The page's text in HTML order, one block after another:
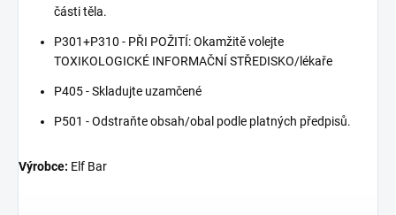
části těla.
P301+P310 - PŘI POŽITÍ: Okamžitě volejte
TOXIKOLOGICKÉ INFORMAČNÍ STŘEDISKO/lékaře
P405 - Skladujte uzamčené
P501 - Odstraňte obsah/obal podle platných předpisů.
Výrobce: Elf Bar